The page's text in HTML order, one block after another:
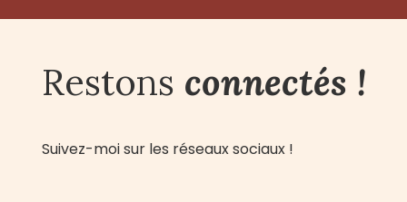
Restons connectés !
Suivez-moi sur les réseaux sociaux !